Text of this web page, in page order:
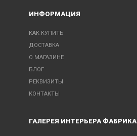
ИНФОРМАЦИЯ
КАК КУПИТЬ
ДОСТАВКА
О МАГАЗИНЕ
БЛОГ
РЕКВИЗИТЫ
КОНТАКТЫ
ГАЛЕРЕЯ ИНТЕРЬЕРА ФАБРИКА